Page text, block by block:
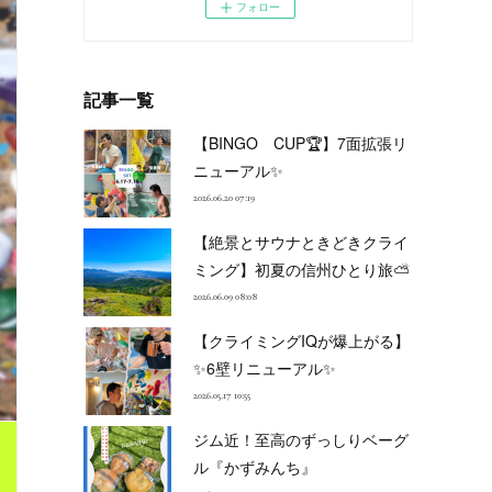
フォロー
記事一覧
【BINGO CUP🏆】7面拡張リ
ニューアル✨
2026.06.20 07:19
【絶景とサウナときどきクライ
ミング】初夏の信州ひとり旅⛅
2026.06.09 08:08
【クライミングIQが爆上がる】
✨6壁リニューアル✨
2026.05.17 10:55
ジム近！至高のずっしりベーグ
ル『かずみんち』